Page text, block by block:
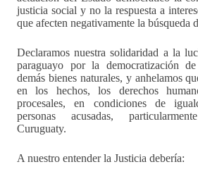
justicia social y no la respuesta a
que afecten negativamente la búsqueda
Declaramos nuestra solidaridad a la
paraguayo por la democratización
demás bienes naturales, y anhelamos
en los hechos, los derechos
procesales, en condiciones de
personas acusadas,
Curuguaty.
A nuestro entender la Justicia debería: